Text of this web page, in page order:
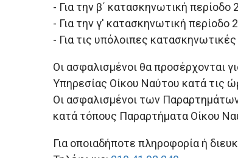
- Για την β΄ κατασκηνωτική
- Για την γ' κατασκηνωτική περίοδο
- Για τις υπόλοιπες
Οι ασφαλισμένοι θα προσέρχονται
Υπηρεσίας Οίκου Ναύτου κατά τις
Οι ασφαλισμένοι των
κατά τόπους Παραρτήματα Οίκου
Για οποιαδήποτε πληροφορία ή